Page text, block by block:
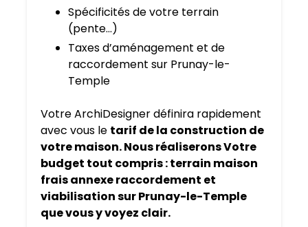
Spécificités de votre terrain
(pente…)
Taxes d’aménagement et de
raccordement sur Prunay-le-
Temple
Votre ArchiDesigner définira rapidement
avec vous le tarif de la construction de
votre maison. Nous réaliserons Votre
budget tout compris : terrain maison
frais annexe raccordement et
viabilisation sur Prunay-le-Temple
que vous y voyez clair.